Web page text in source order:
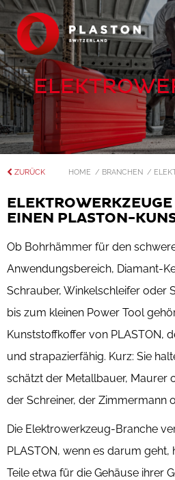
ZURÜCK HOME / BRANCHEN /
EINEN PLASTON-
Ob Bohrhämmer für den
Anwendungsbereich, Diamant-
Schrauber, Winkelschleifer oder
bis zum kleinen Power Tool
Kunststoffkoffer von PLASTON,
und strapazierfähig. Kurz: Sie
schätzt der Metallbauer, Maurer
der Schreiner, der Zimmermann
Die Elektrowerkzeug-Branche
PLASTON, wenn es darum
Teile etwa für die Gehäuse ihrer